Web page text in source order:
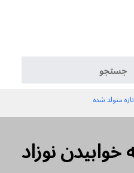
متولد شده
نوزاد